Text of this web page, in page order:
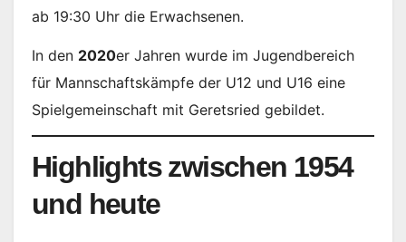
ab 19:30 Uhr die Erwachsenen.
In den 2020er Jahren wurde im Jugendbereich
für Mannschaftskämpfe der U12 und U16 eine
Spielgemeinschaft mit Geretsried gebildet.
Highlights zwischen 1954
und heute